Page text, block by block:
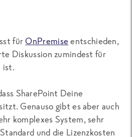
fürOnPremise entschieden,
Diskussion zumindest für
ist.
SharePoint Deine
Genauso gibt es aber auch
komplexes System, sehr
und die Lizenzkosten